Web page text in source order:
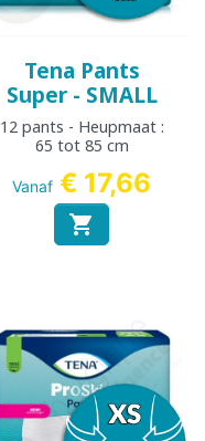
Tena Pants
Super - SMALL
12 pants - Heupmaat :
65 tot 85 cm
Vanaf € 17,66
